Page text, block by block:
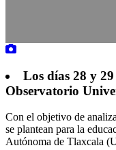
Los días 28 y
Observatorio
Con el objetivo de
se plantean para la
Autónoma de Tlaxcala